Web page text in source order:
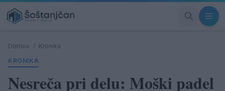
Domov / Kronika
KRONIKA
Nesreča pri delu: Moški padel